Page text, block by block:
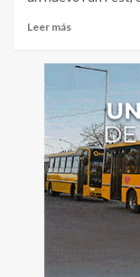
Leer más